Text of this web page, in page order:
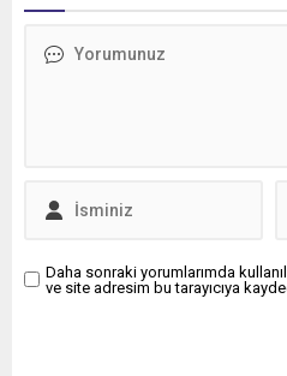
Trucks Master Red EDITION
Daha sonraki yorumlarımda
ve site adresim bu tarayıcıya